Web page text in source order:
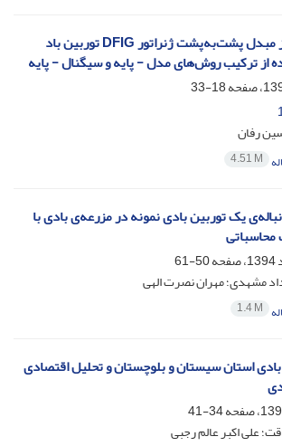
تشخیص عیب مدار باز مبدل پشت‌به‌پشت ژنراتور DFIG توربین باد
از ترکیب روش‌های مدل - پایه و سیگنال - پایه
18-33
رفان
4.51 M
یک توربین بادی نمونه در مزرعه‌ی بادی با
50-61
مشهدی؛ مهران نصرت الهی
1.4 M
استان سیستان و بلوچستان و تحلیل اقتصادی
34-41
علی اکبر عالم رجبی